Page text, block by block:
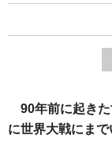
90年前に起き
に世界大戦にまで